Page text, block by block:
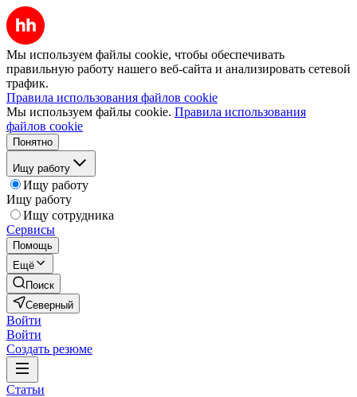
Мы используем файлы cookie, чтобы обеспечивать
правильную работу нашего веб-сайта и анализировать сетевой
трафик.
Правила использования файлов cookie
Мы используем файлы cookie. Правила использования
файлов cookie
Понятно
Ищу работу
Ищу работу
Ищу работу
Ищу сотрудника
Сервисы
Помощь
Ещё
Поиск
Северный
Войти
Войти
Создать резюме
Статьи